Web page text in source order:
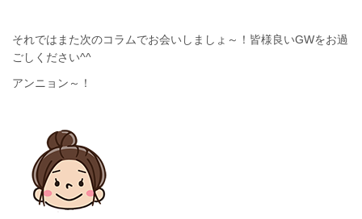
それではまた次のコラムでお会いしましょ～！皆様良いGWをお過
ごしください^^
アンニョン～！